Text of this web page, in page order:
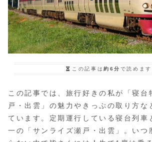
この記事は約6分 で読めます
この記事では、旅行好きの私が「寝台
戸・出雲」の魅力やきっぷの取り方な
ています。定期運行している寝台列車
一の「サンライズ瀬戸・出雲」。いつ